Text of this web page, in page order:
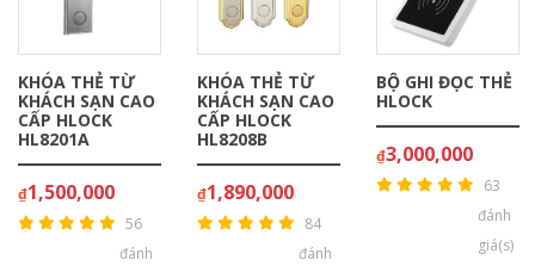
KHÓA THẺ TỪ
KHÁCH SẠN CAO
CẤP HLOCK
HL8208B
₫1,890,000
84
đánh
BỘ GHI ĐỌC THẺ
HLOCK
3,000,000
đánh
giá(s)
CÔNG TẮC THẺ
TỪ TIẾT KIỆM
ĐIỆN CHO KHÁCH
CAO
143